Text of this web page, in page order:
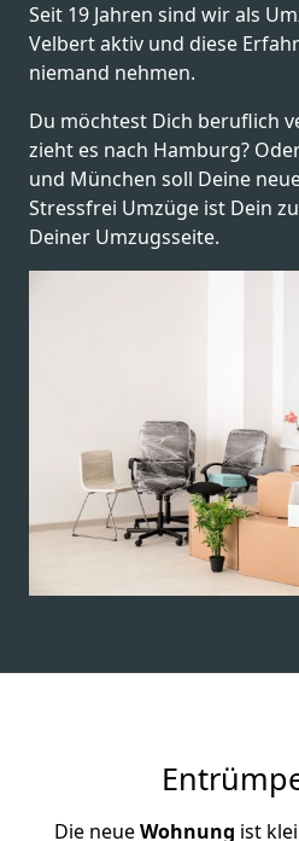
Seit 19 Jahren sind wir als
Velbert aktiv und diese
niemand nehmen.
Du möchtest Dich beruflich
zieht es nach Hamburg?
und München soll Deine
Stressfrei Umzüge ist Dein
Deiner Umzugsseite.
Die neueWohnung ist